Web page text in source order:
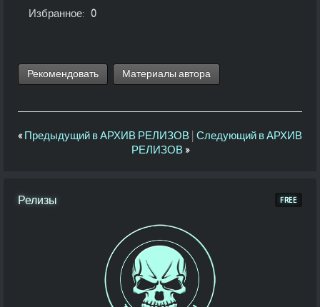
Избранное: 0
Рекомендовать Материалы автора
«Предыдущий в АРХИВ РЕЛИЗОВ Следующий в АРХИВ
РЕЛИЗОВ »
Релизы